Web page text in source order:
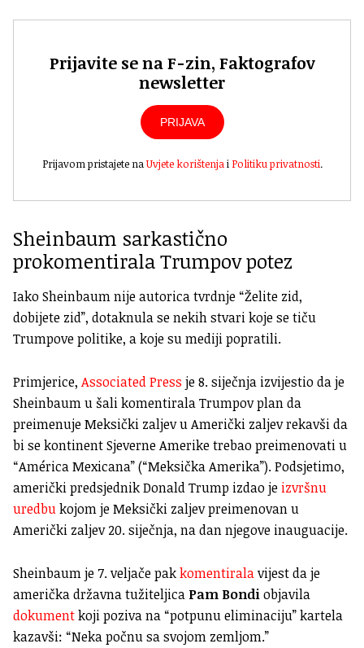
Prijavite se na F-zin, Faktografov
newsletter
PRIJAVA
Prijavom pristajete naUvjete korištenjai Politiku privatnosti.
Sheinbaum sarkastično
prokomentirala Trumpov potez
Iako Sheinbaum nije autorica tvrdnje “Želite zid,
dobijete zid”, dotaknula se nekih stvari koje se tiču
Trumpove politike, a koje su mediji popratili.
Primjerice, Associated Press je 8. siječnja izvijestio da je
Sheinbaum u šali komentirala Trumpov plan da
preimenuje Meksički zaljev u Američki zaljev rekavši da
bi se kontinent Sjeverne Amerike trebao preimenovati u
“América Mexicana” (“Meksička Amerika”). Podsjetimo,
američki predsjednik Donald Trump izdao je izvršnu
uredbukojom je Meksički zaljev preimenovan u
Američki zaljev 20. siječnja, na dan njegove inauguacije.
Sheinbaum je 7. veljače pakkomentiralavijest da je
američka državna tužiteljica Pam Bondiobjavila
dokumentkoji poziva na “potpunu eliminaciju” kartela
kazavši: “Neka počnu sa svojom zemljom.”